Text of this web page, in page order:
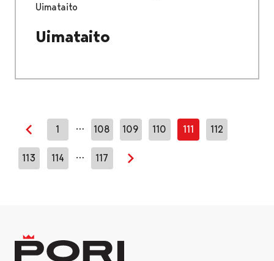
Uimataito
Uimataito
Edellinen sivu
1 … 108 109 110 111 112
113 114 … 117
Seuraava sivu